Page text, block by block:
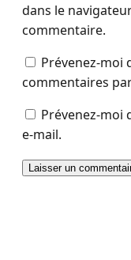
dans le
commentaire.
Prévenez-moi
commentaires
Prévenez-moi
e-mail.